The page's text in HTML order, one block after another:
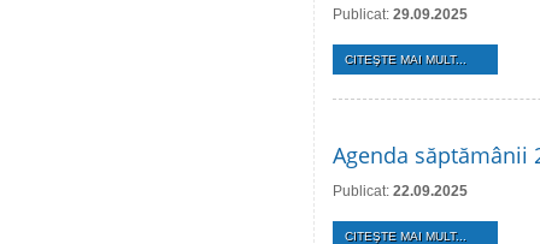
Publicat: 29.09.2025
CITEŞTE MAI MULT...
Agenda săptămânii
Publicat: 22.09.2025
CITEŞTE MAI MULT...